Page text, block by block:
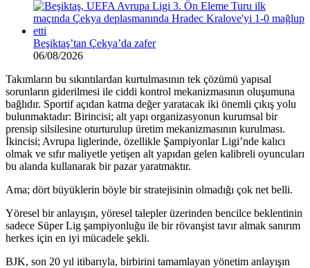
Beşiktaş’tan Çekya’da zafer
06/08/2026
Takımların bu sıkıntılardan kurtulmasının tek çözümü yapısal
sorunların giderilmesi ile ciddi kontrol mekanizmasının oluşumuna
bağlıdır. Sportif açıdan katma değer yaratacak iki önemli çıkış yolu
bulunmaktadır: Birincisi; alt yapı organizasyonun kurumsal bir
prensip silsilesine oturturulup üretim mekanizmasının kurulması.
İkincisi; Avrupa liglerinde, özellikle Şampiyonlar Ligi’nde kalıcı
olmak ve sıfır maliyetle yetişen alt yapıdan gelen kalibreli oyuncuları
bu alanda kullanarak bir pazar yaratmaktır.
Ama; dört büyüklerin böyle bir stratejisinin olmadığı çok net belli.
Yöresel bir anlayışın, yöresel talepler üzerinden bencilce beklentinin
sadece Süper Lig şampiyonluğu ile bir rövanşist tavır almak sanırım
herkes için en iyi mücadele şekli.
BJK, son 20 yıl itibarıyla, birbirini tamamlayan yönetim anlayışın